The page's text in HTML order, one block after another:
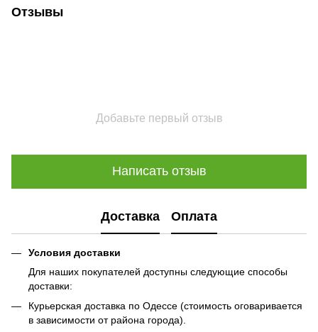
Отзывы
Добавьте первый отзыв
Написать отзыв
Доставка Оплата
Условия доставки
Для наших покупателей доступны следующие способы
доставки:
Курьерская доставка по Одессе (стоимость оговаривается
в зависимости от района города).